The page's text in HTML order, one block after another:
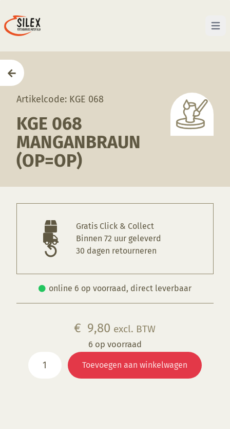
Open
Artikelcode: KGE 068
KGE 068
MANGANBRAUN
(OP=OP)
Gratis Click & Collect
Binnen 72 uur geleverd
30 dagen retourneren
online 6 op voorraad, direct leverbaar
€ 9,80 excl. BTW
6 op voorraad
Manganbraun
Toevoegen aan winkelwagen